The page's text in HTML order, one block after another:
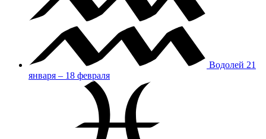
Водолей 21
января – 18 февраля